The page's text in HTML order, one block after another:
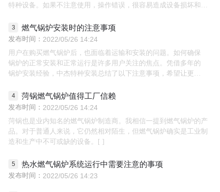
特种设备。如果不注意使用，操作错误，很容易造成设备损坏和严
燃气锅炉安装时的注意事项
发布时间： 2022/05/26 14:24
用户在购买燃气锅炉后，也面临着运输和安装的问题。如何确保
锅炉的正常安装和正常运行是许多用户关注的焦点。凭借多年的
锅炉安装经验，中杰特种安装总结了以下注意事项，希望让更多
菏锅燃气锅炉值得工厂信赖
发布时间： 2022/05/26 14:24
菏锅也是业内知名的燃气锅炉制造商。我相信一提到燃气锅炉的产
品。对于普通人来说，它仍然相对陌生，但燃气锅炉确实是工业制
造和生产中不可或缺的设备。
热水燃气锅炉系统运行中需要注意的事项
发布时间： 2022/05/26 14:23